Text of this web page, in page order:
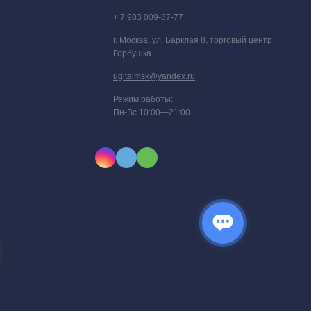
+ 7 903 009-87-77
г. Москва, ул. Барклая 8, торговый центр
Горбушка
ugitalmsk@yandex.ru
Режим работы:
Пн-Вс 10:00—21:00